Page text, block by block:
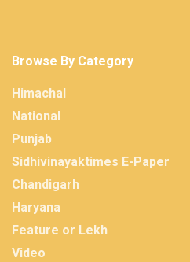
Browse By Category
Himachal
National
Punjab
Sidhivinayaktimes E-Paper
Chandigarh
Haryana
Feature or Lekh
Video